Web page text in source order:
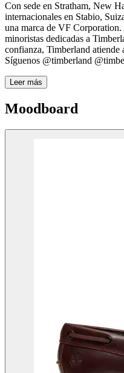
Con sede en Stratham, New
internacionales en Stabio,
una marca de VF
minoristas dedicadas a
confianza, Timberland atiende
Síguenos @timberland
Leer más
Moodboard